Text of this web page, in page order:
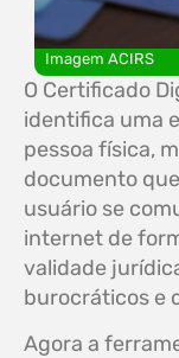
Imagem ACIRS
O Certificado
identifica uma
pessoa física,
documento
usuário se
internet de
validade
burocráticos e
Agora a